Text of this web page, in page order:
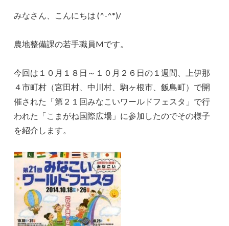
みなさん、こんにちは (^-^*)/
農地整備課の若手職員Mです。
今回は１０月１８日～１０月２６日の１週間、上伊那
４市町村（宮田村、中川村、駒ヶ根市、飯島町）で開
催された「第２１回みなこいワールドフェスタ」で行
われた「こまがね国際広場」に参加したのでその様子
を紹介します。